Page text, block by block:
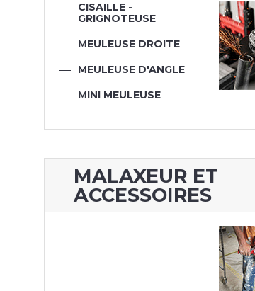
CISAILLE -
GRIGNOTEUSE
MEULEUSE DROITE
MEULEUSE D'ANGLE
MINI MEULEUSE
MALAXEUR ET
ACCESSOIRES